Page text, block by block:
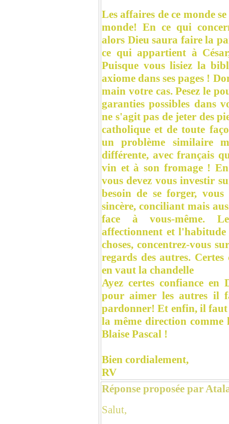
Les affaires de ce monde
monde! En ce qui
alors Dieu saura faire la
ce qui appartient à
Puisque vous lisiez la
axiome dans ses pages !
main votre cas. Pesez le
garanties possibles dans
ne s'agit pas de jeter des
catholique et de toute
un problème similaire
différente, avec français
vin et à son fromage !
vous devez vous investir
besoin de se forger,
sincère, conciliant mais
face à vous-même.
affectionnent et
choses, concentrez-vous
regards des autres.
en vaut la chandelle
Ayez certes confiance en
pour aimer les autres il
pardonner! Et enfin, il
la même direction comme
Blaise Pascal !
Bien cordialement,
RV
Réponse proposée par
Salut,